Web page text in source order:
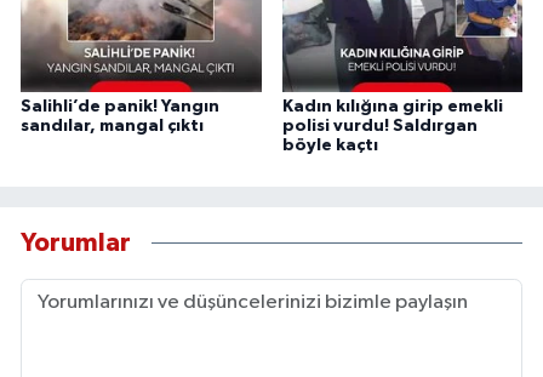
Salihli’de panik! Yangın
sandılar, mangal çıktı
Kadın kılığına girip emekli
polisi vurdu! Saldırgan
böyle kaçtı
Yorumlar